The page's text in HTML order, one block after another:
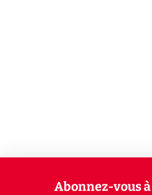
Abonnez-vous